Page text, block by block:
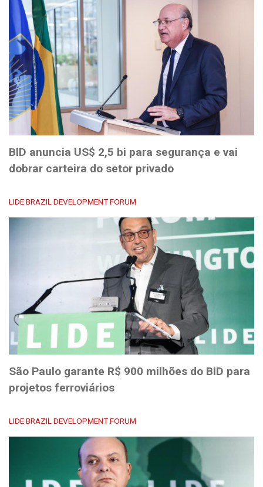
BID anuncia US$ 2,5 bi para segurança e vai
dobrar carteira do setor privado
LIDE BRAZIL DEVELOPMENT FORUM
São Paulo garante R$ 900 milhões do BID para
projetos ferroviários
LIDE BRAZIL DEVELOPMENT FORUM